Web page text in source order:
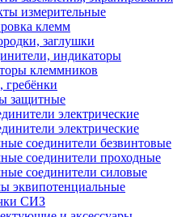
измерительные
клемм
заглушки
индикаторы
клеммников
защитные
электрические
электрические
соединители безвинтовые
соединители проходные
соединители силовые
эквипотенциальные
СИЗ